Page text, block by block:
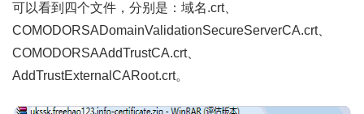
可以看到四个文件，分别是：域名.crt、
COMODORSADomainValidationSecureServerCA.crt、
COMODORSAAddTrustCA.crt、
AddTrustExternalCARoot.crt。